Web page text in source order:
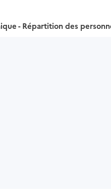
- Répartition des